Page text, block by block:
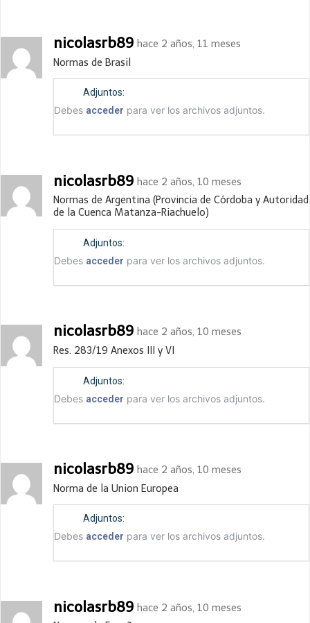
nicolasrb89 hace 2 años, 11 meses
Normas de Brasil
Adjuntos:
Debes acceder para ver los archivos adjuntos.
nicolasrb89 hace 2 años, 10 meses
Normas de Argentina (Provincia de Córdoba y Autoridad
de la Cuenca Matanza-Riachuelo)
Adjuntos:
Debes acceder para ver los archivos adjuntos.
nicolasrb89 hace 2 años, 10 meses
Res. 283/19 Anexos III y VI
Adjuntos:
Debes acceder para ver los archivos adjuntos.
nicolasrb89 hace 2 años, 10 meses
Norma de la Union Europea
Adjuntos:
Debes acceder para ver los archivos adjuntos.
nicolasrb89 hace 2 años, 10 meses